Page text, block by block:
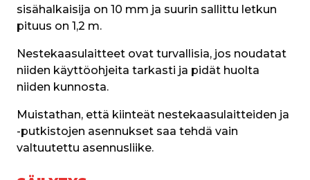
sisähalkaisija on 10 mm ja suurin sallittu letkun
pituus on 1,2 m.
Nestekaasulaitteet ovat turvallisia, jos noudatat
niiden käyttöohjeita tarkasti ja pidät huolta
niiden kunnosta.
Muistathan, että kiinteät nestekaasulaitteiden ja
-putkistojen asennukset saa tehdä vain
valtuutettu asennusliike.